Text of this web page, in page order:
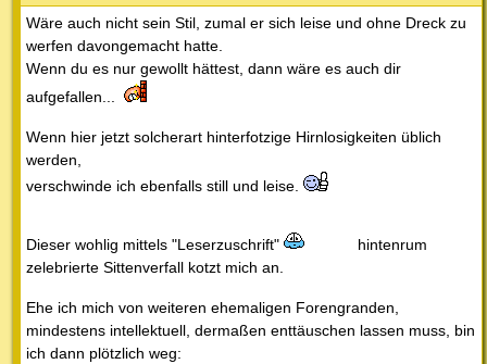
Wäre auch nicht sein Stil, zumal er sich leise und ohne Dreck zu
werfen davongemacht hatte.
Wenn du es nur gewollt hättest, dann wäre es auch dir
aufgefallen...
Wenn hier jetzt solcherart hinterfotzige Hirnlosigkeiten üblich
werden,
verschwinde ich ebenfalls still und leise.
Dieser wohlig mittels "Leserzuschrift"
hintenrum
zelebrierte Sittenverfall kotzt mich an.
Ehe ich mich von weiteren ehemaligen Forengranden,
mindestens intellektuell, dermaßen enttäuschen lassen muss, bin
ich dann plötzlich weg: